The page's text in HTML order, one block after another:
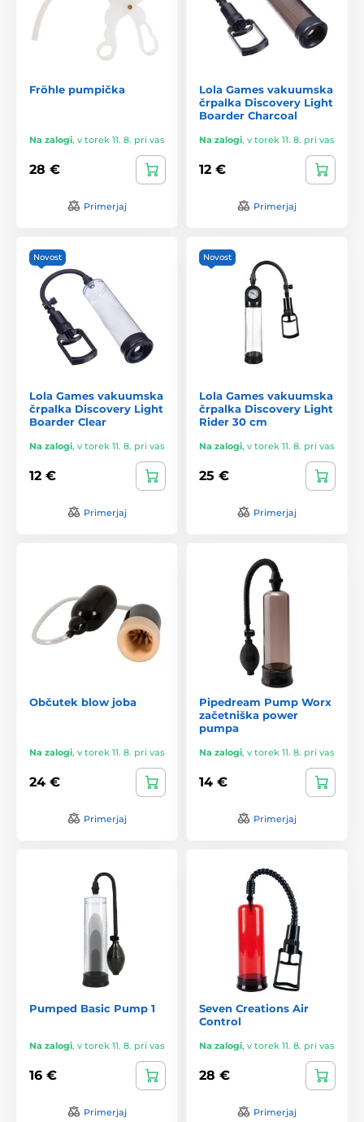
Fröhle pumpička
Na zalogi, v torek 11. 8. pri vas
28 €
Primerjaj
Lola Games vakuumska
črpalka Discovery Light
Boarder Charcoal
Na zalogi, v torek 11. 8. pri vas
12 €
Primerjaj
Novost
Lola Games vakuumska
črpalka Discovery Light
Boarder Clear
Na zalogi, v torek 11. 8. pri vas
12 €
Primerjaj
Novost
Lola Games vakuumska
črpalka Discovery Light
Rider 30 cm
Na zalogi, v torek 11. 8. pri vas
25 €
Primerjaj
Občutek blow joba
Na zalogi, v torek 11. 8. pri vas
24 €
Primerjaj
Pipedream Pump Worx
začetniška power
pumpa
Na zalogi, v torek 11. 8. pri vas
14 €
Primerjaj
Pumped Basic Pump 1
Na zalogi, v torek 11. 8. pri vas
16 €
Primerjaj
Seven Creations Air
Control
Na zalogi, v torek 11. 8. pri vas
28 €
Primerjaj